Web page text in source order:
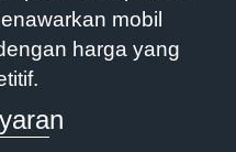
mobil
harga yang